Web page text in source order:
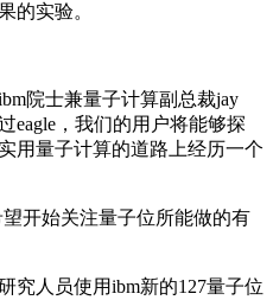
的实验。
院士兼量子计算副总裁jay
eagle，我们的用户将能够探
用量子计算的道路上经历一个
望开始关注量子位所能做的有
究人员使用ibm新的127量子位